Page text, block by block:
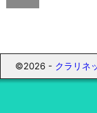
©2026 - クラリネ